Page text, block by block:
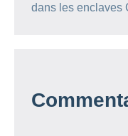
dans les enclaves